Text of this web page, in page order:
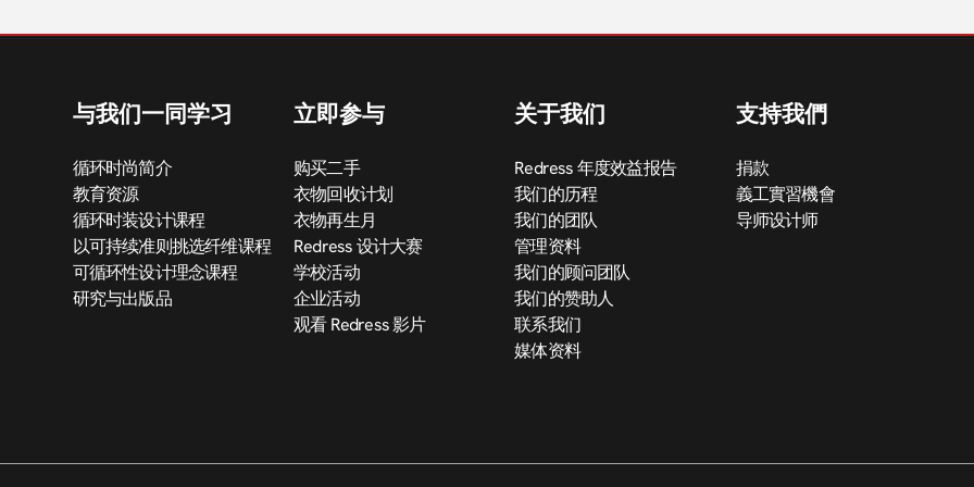
与我们一同学习
循环时尚简介
教育资源
循环时装设计课程
以可持续准则挑选纤维课程
可循环性设计理念课程
研究与出版品
立即参与
购买二手
衣物回收计划
衣物再生月
Redress 设计大赛
学校活动
企业活动
观看 Redress 影片
关于我们
Redress 年度效益报告
我们的历程
我们的团队
管理资料
我们的顾问团队
我们的赞助人
联系我们
媒体资料
支持我們
捐款
義工實習機會
导师设计师